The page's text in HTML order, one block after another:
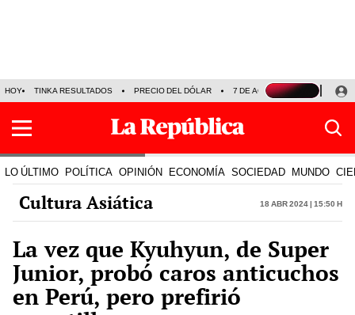
HOY TINKA RESULTADOS PRECIO DEL DÓLAR 7 DE AGOSTO OLLANTA
LO ÚLTIMO POLÍTICA OPINIÓN ECONOMÍA SOCIEDAD MUNDO
Cultura Asiática 18 Abr 2024 | 15:50 h
La vez que Kyuhyun, de Super
Junior, probó caros anticuchos
en Perú, pero prefirió